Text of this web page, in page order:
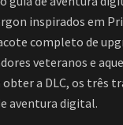
inspirados em
completo de
veteranos e
a DLC, os três
aventura digital.